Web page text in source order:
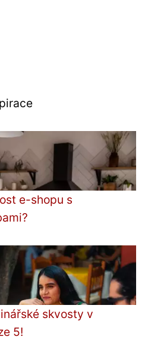
e-shopu s
skvosty v
5!